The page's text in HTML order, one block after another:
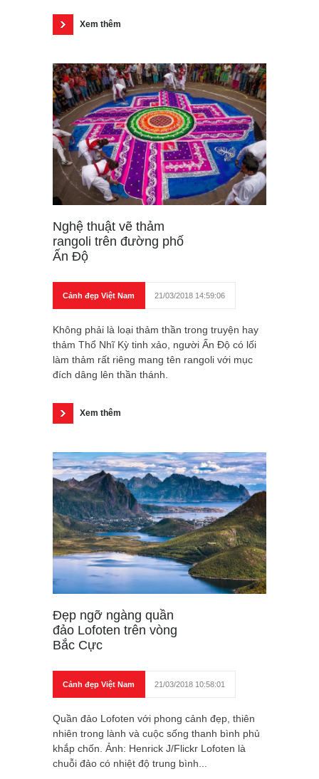
Xem thêm
Nghệ thuật vẽ thảm
rangoli trên đường phố
Ấn Độ
Cảnh đẹp Việt Nam 21/03/2018 14:59:06
Không phải là loại thảm thần trong truyện hay
thảm Thổ Nhĩ Kỳ tinh xảo, người Ấn Độ có lối
làm thảm rất riêng mang tên rangoli với mục
đích dâng lên thần thánh.
Xem thêm
Đẹp ngỡ ngàng quần
đảo Lofoten trên vòng
Bắc Cực
Cảnh đẹp Việt Nam 21/03/2018 10:58:01
Quần đảo Lofoten với phong cảnh đẹp, thiên
nhiên trong lành và cuộc sống thanh bình phủ
khắp chốn. Ảnh: Henrick J/Flickr Lofoten là
chuỗi đảo có nhiệt độ trung bình...